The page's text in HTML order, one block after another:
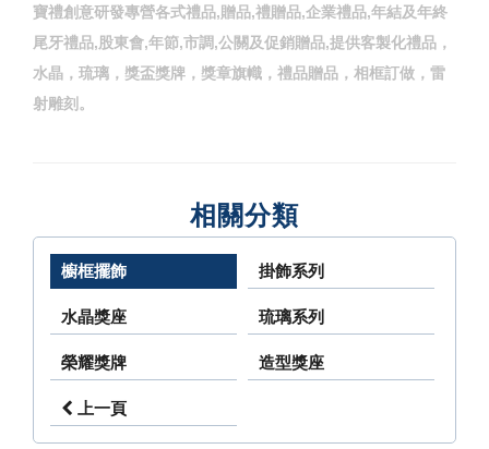
寶禮創意研發專營各式禮品,贈品,禮贈品,企業禮品,年結及年終
尾牙禮品,股東會,年節,市調,公關及促銷贈品,提供客製化禮品，
水晶，琉璃，獎盃獎牌，獎章旗幟，禮品贈品，相框訂做，雷
射雕刻。
相關分類
櫥框擺飾 掛飾系列
水晶獎座 琉璃系列
榮耀獎牌 造型獎座
上一頁